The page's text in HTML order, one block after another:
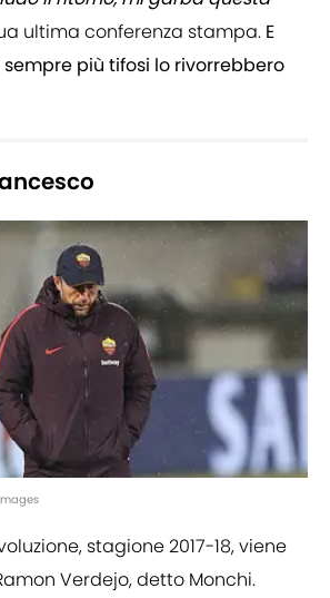
ultima conferenza stampa. E
più tifosi lo rivorrebbero
stagione 2017-18, viene
Verdejo, detto Monchi.